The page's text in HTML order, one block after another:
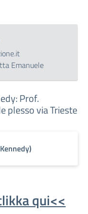
Emanuele
Prof.
plesso via Trieste
qui<<